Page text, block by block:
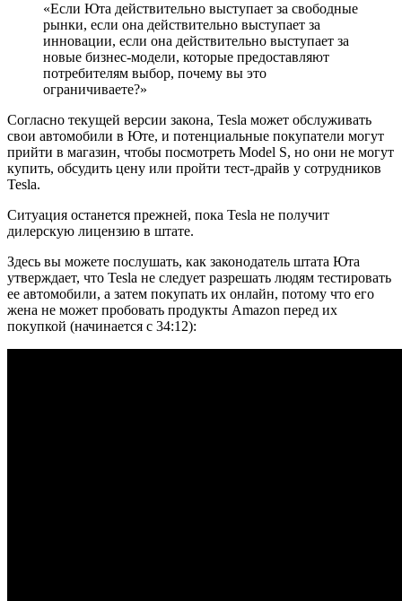
«Если Юта действительно выступает за свободные
рынки, если она действительно выступает за
инновации, если она действительно выступает за
новые бизнес-модели, которые предоставляют
потребителям выбор, почему вы это
ограничиваете?»
Согласно текущей версии закона, Tesla может обслуживать
свои автомобили в Юте, и потенциальные покупатели могут
прийти в магазин, чтобы посмотреть Model S, но они не могут
купить, обсудить цену или пройти тест-драйв у сотрудников
Tesla.
Ситуация останется прежней, пока Tesla не получит
дилерскую лицензию в штате.
Здесь вы можете послушать, как законодатель штата Юта
утверждает, что Tesla не следует разрешать людям тестировать
ее автомобили, а затем покупать их онлайн, потому что его
жена не может пробовать продукты Amazon перед их
покупкой (начинается с 34:12):